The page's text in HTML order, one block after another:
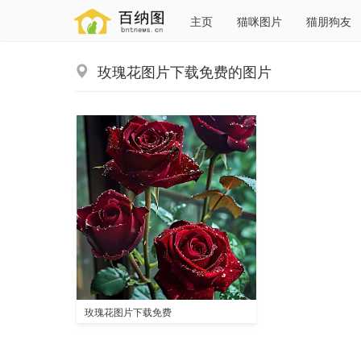
主页 猫咪图片 猫朋狗友
玫瑰花图片下载免费的图片
玫瑰花图片下载免费